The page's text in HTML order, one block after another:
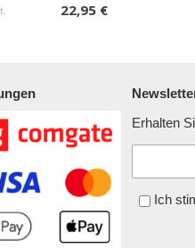
22,95 €
Erhalten
Ich